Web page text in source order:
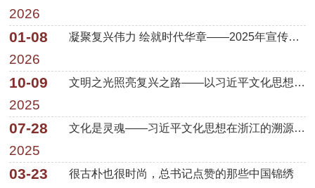
2026
01-08
2026
凝聚复兴伟力 绘就时代华章——2025年宣传思想文化事业开创新局面
10-09
2025
文明之光照亮复兴之路——以习近平文化思想为指引赓续中华文脉、谱写时代华章
07-28
2025
文化是灵魂——习近平文化思想在浙江的溯源与实践（上）
03-23 很古朴也很时尚，总书记点赞的那些中国锦绣